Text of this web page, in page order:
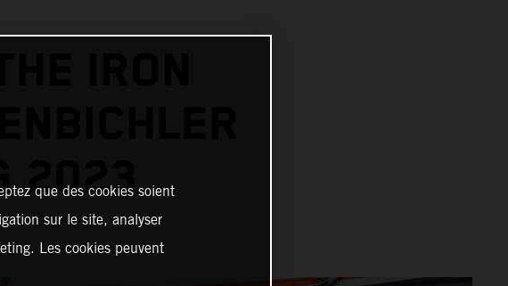
IRON
2023
que des cookies soient
sur le site, analyser
Les cookies peuvent